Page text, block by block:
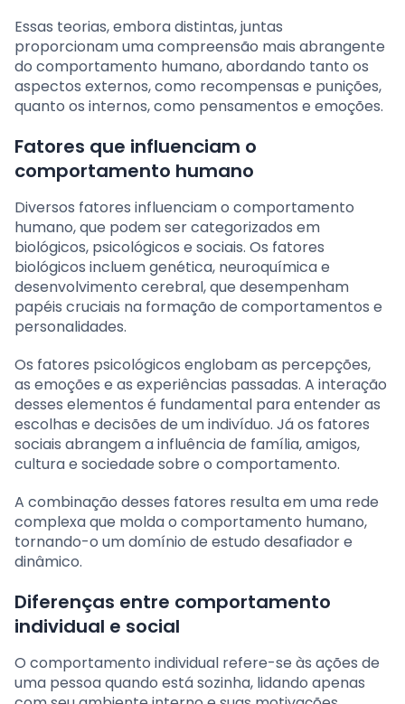
Essas teorias, embora distintas, juntas
proporcionam uma compreensão mais abrangente
do comportamento humano, abordando tanto os
aspectos externos, como recompensas e punições,
quanto os internos, como pensamentos e emoções.
Fatores que influenciam o
comportamento humano
Diversos fatores influenciam o comportamento
humano, que podem ser categorizados em
biológicos, psicológicos e sociais. Os fatores
biológicos incluem genética, neuroquímica e
desenvolvimento cerebral, que desempenham
papéis cruciais na formação de comportamentos e
personalidades.
Os fatores psicológicos englobam as percepções,
as emoções e as experiências passadas. A interação
desses elementos é fundamental para entender as
escolhas e decisões de um indivíduo. Já os fatores
sociais abrangem a influência de família, amigos,
cultura e sociedade sobre o comportamento.
A combinação desses fatores resulta em uma rede
complexa que molda o comportamento humano,
tornando-o um domínio de estudo desafiador e
dinâmico.
Diferenças entre comportamento
individual e social
O comportamento individual refere-se às ações de
uma pessoa quando está sozinha, lidando apenas